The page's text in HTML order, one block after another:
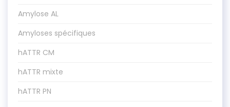
Amylose AL
Amyloses spécifiques
hATTR CM
hATTR mixte
hATTR PN